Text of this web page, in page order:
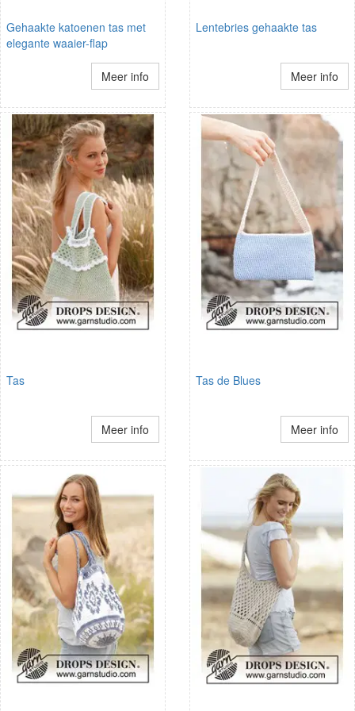
Gehaakte katoenen tas met
elegante waaier-flap
Meer info
Lentebries gehaakte tas
Meer info
Tas
Meer info
Tas de Blues
Meer info